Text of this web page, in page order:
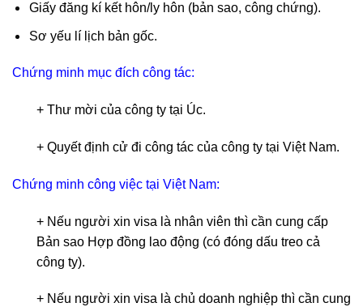
Giấy đăng kí kết hôn/ly hôn (bản sao, công chứng).
Sơ yếu lí lịch bản gốc.
Chứng minh mục đích công tác:
+ Thư mời của công ty tại Úc.
+ Quyết định cử đi công tác của công ty tại Việt Nam.
Chứng minh công việc tại Việt Nam:
+ Nếu người xin visa là nhân viên thì cần cung cấp
Bản sao Hợp đồng lao động (có đóng dấu treo cả
công ty).
+ Nếu người xin visa là chủ doanh nghiệp thì cần cung